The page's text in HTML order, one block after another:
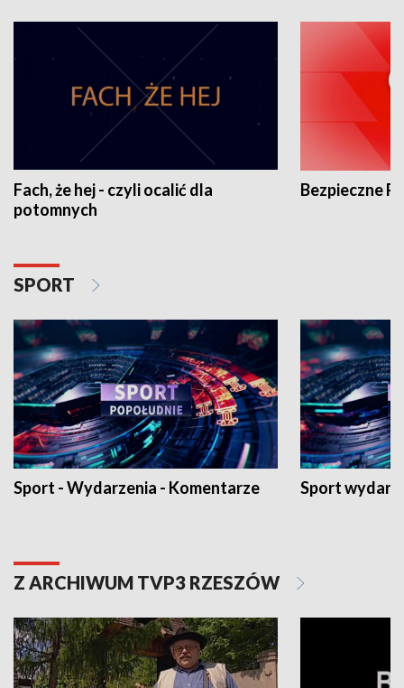
Fach, że hej - czyli ocalić dla
potomnych
Bezpieczne
SPORT
Sport - Wydarzenia - Komentarze Sport
Z ARCHIWUM TVP3 RZESZÓW